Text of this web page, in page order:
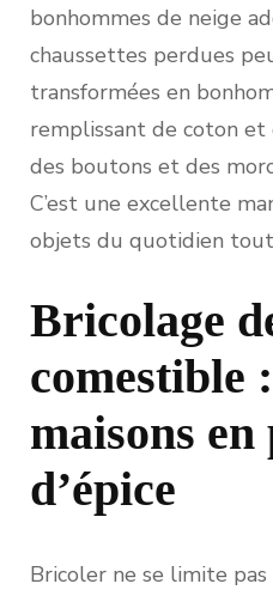
bonhommes de neige
chaussettes perdues
transformées en
remplissant de coton et
des boutons et des
C’est une excellente
objets du quotidien
Bricolage
comestible
maisons en
d’épice
Bricoler ne se limite